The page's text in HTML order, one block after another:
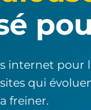
internet pour
qui
freiner.